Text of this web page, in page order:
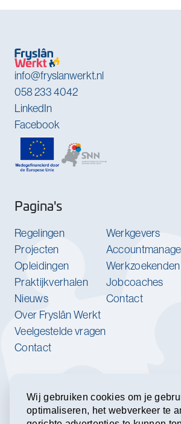
info@fryslanwerkt.nl
058 233 4042
LinkedIn
Facebook
Pagina's
Regelingen
Projecten
Opleidingen
Praktijkverhalen
Nieuws
Over Fryslân Werkt
Veelgestelde vragen
Contact
Werkgevers
Werkzoekenden
Jobcoaches
Contact
partnerorganisaties?
Wij gebruiken cookies om je
optimaliseren, het webverkeer te